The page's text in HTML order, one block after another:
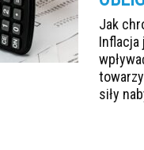
Jak
Inflacja
siły